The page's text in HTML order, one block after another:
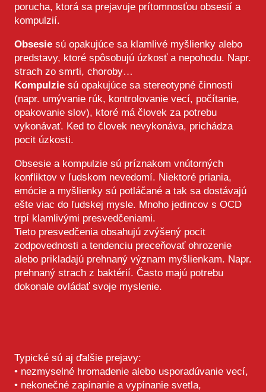
porucha, ktorá sa prejavuje prítomnosťou obsesií a
kompulzií.
Obsesie sú opakujúce sa klamlivé myšlienky alebo
predstavy, ktoré spôsobujú úzkosť a nepohodu. Napr.
strach zo smrti, choroby…
Kompulzie sú opakujúce sa stereotypné činnosti
(napr. umývanie rúk, kontrolovanie vecí, počítanie,
opakovanie slov), ktoré má človek za potrebu
vykonávať. Ked to človek nevykonáva, prichádza
pocit úzkosti.
Obsesie a kompulzie sú príznakom vnútorných
konfliktov v ľudskom nevedomí. Niektoré priania,
emócie a myšlienky sú potláčané a tak sa dostávajú
ešte viac do ľudskej mysle. Mnoho jedincov s OCD
trpí klamlivými presvedčeniami.
Tieto presvedčenia obsahujú zvýšený pocit
zodpovednosti a tendenciu preceňovať ohrozenie
alebo prikladajú prehnaný význam myšlienkam. Napr.
prehnaný strach z baktérií. Často majú potrebu
dokonale ovládať svoje myslenie.
Typické sú aj ďalšie prejavy:
• nezmyselné hromadenie alebo usporadúvanie vecí,
• nekonečné zapínanie a vypínanie svetla,